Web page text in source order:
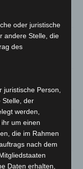
Hannover-West
nach
in Niedersachsen
schnell
oder juristische
andere Stelle, die
des
juristische Person,
Stelle, der
werden,
um einen
die im Rahmen
nach dem
Daten erhalten,